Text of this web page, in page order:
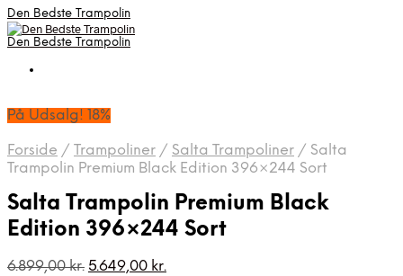
Den Bedste Trampolin
Den Bedste Trampolin
På Udsalg! 18%
Forside / Trampoliner / Salta Trampoliner / Salta
Trampolin Premium Black Edition 396×244 Sort
Salta Trampolin Premium Black
Edition 396×244 Sort
6.899,00kr. Den
5.649,00 kr.Den